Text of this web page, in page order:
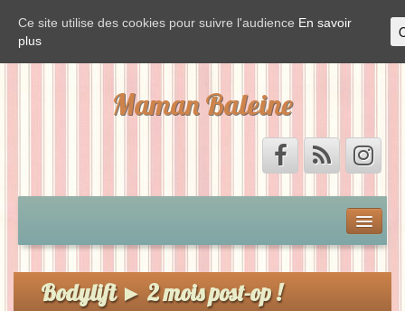
Maman Baleine
Mon by-pass et moi
Bodylift ► 2 mois post-op !
Ce site utilise des cookies pour suivre l'audience En savoir
plus